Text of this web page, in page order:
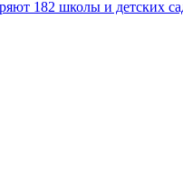
182 школы и детских